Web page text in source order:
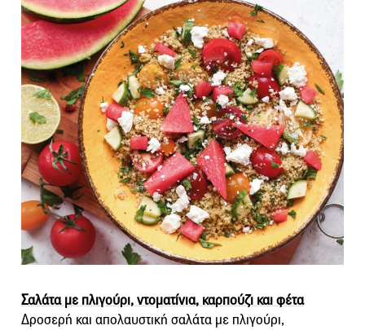
Σαλάτα με πλιγούρι, ντοματίνια, καρπούζι και φέτα
Δροσερή και απολαυστική σαλάτα με πλιγούρι,